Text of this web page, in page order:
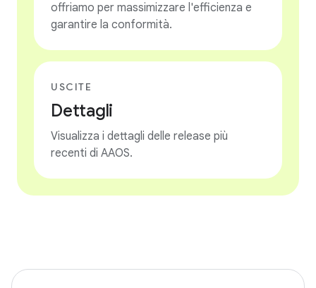
offriamo per massimizzare l'efficienza e
garantire la conformità.
USCITE
Dettagli
Visualizza i dettagli delle release più
recenti di AAOS.